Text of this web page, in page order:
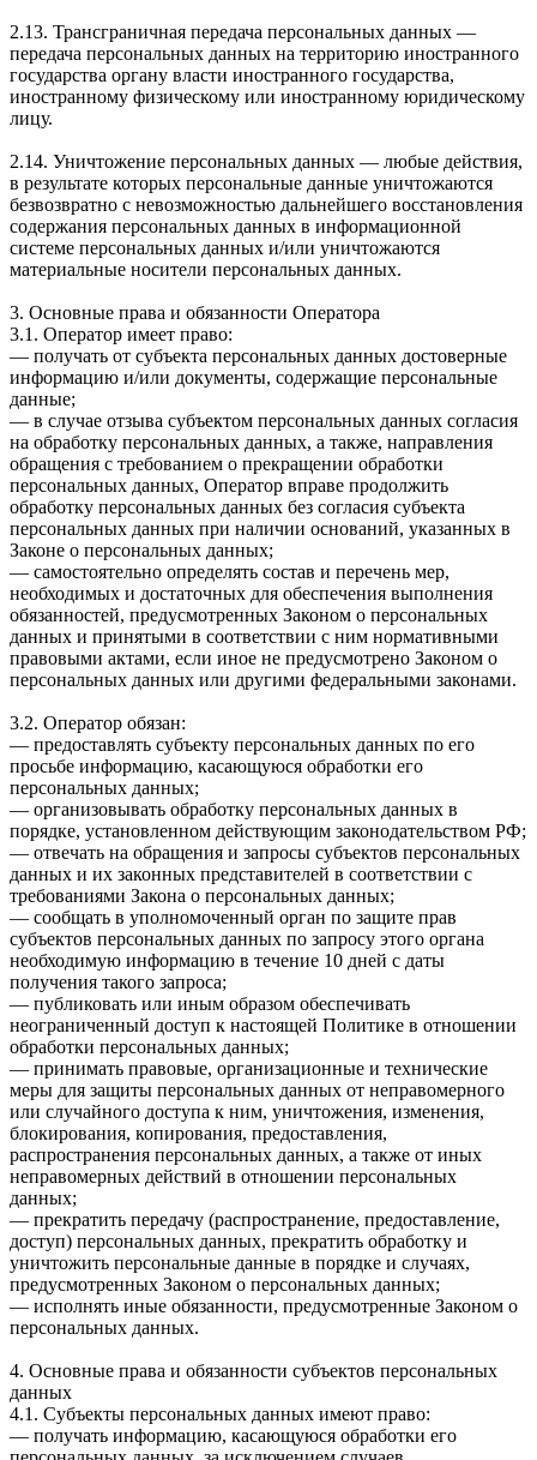
2.13. Трансграничная передача персональных данных —
передача персональных данных на территорию иностранного
государства органу власти иностранного государства,
иностранному физическому или иностранному юридическому
лицу.
2.14. Уничтожение персональных данных — любые действия,
в результате которых персональные данные уничтожаются
безвозвратно с невозможностью дальнейшего восстановления
содержания персональных данных в информационной
системе персональных данных и/или уничтожаются
материальные носители персональных данных.
3. Основные права и обязанности Оператора
3.1. Оператор имеет право:
— получать от субъекта персональных данных достоверные
информацию и/или документы, содержащие персональные
данные;
— в случае отзыва субъектом персональных данных согласия
на обработку персональных данных, а также, направления
обращения с требованием о прекращении обработки
персональных данных, Оператор вправе продолжить
обработку персональных данных без согласия субъекта
персональных данных при наличии оснований, указанных в
Законе о персональных данных;
— самостоятельно определять состав и перечень мер,
необходимых и достаточных для обеспечения выполнения
обязанностей, предусмотренных Законом о персональных
данных и принятыми в соответствии с ним нормативными
правовыми актами, если иное не предусмотрено Законом о
персональных данных или другими федеральными законами.
3.2. Оператор обязан:
— предоставлять субъекту персональных данных по его
просьбе информацию, касающуюся обработки его
персональных данных;
— организовывать обработку персональных данных в
порядке, установленном действующим законодательством РФ;
— отвечать на обращения и запросы субъектов персональных
данных и их законных представителей в соответствии с
требованиями Закона о персональных данных;
— сообщать в уполномоченный орган по защите прав
субъектов персональных данных по запросу этого органа
необходимую информацию в течение 10 дней с даты
получения такого запроса;
— публиковать или иным образом обеспечивать
неограниченный доступ к настоящей Политике в отношении
обработки персональных данных;
— принимать правовые, организационные и технические
меры для защиты персональных данных от неправомерного
или случайного доступа к ним, уничтожения, изменения,
блокирования, копирования, предоставления,
распространения персональных данных, а также от иных
неправомерных действий в отношении персональных
данных;
— прекратить передачу (распространение, предоставление,
доступ) персональных данных, прекратить обработку и
уничтожить персональные данные в порядке и случаях,
предусмотренных Законом о персональных данных;
— исполнять иные обязанности, предусмотренные Законом о
персональных данных.
4. Основные права и обязанности субъектов персональных
данных
4.1. Субъекты персональных данных имеют право:
— получать информацию, касающуюся обработки его